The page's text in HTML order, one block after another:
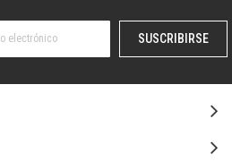
SUSCRIBIRSE